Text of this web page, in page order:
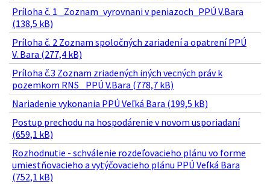
Príloha č. 1 _Zoznam_vyrovnani v peniazoch_PPÚ V.Bara
(138,5 kB)
Príloha č. 2 Zoznam spoločných zariadení a opatrení PPÚ
V. Bara (277,4 kB)
Príloha č.3 Zoznam zriadených iných vecných práv k
pozemkom RNS_ PPÚ V.Bara (778,7 kB)
Nariadenie vykonania PPÚ Veľká Bara (199,5 kB)
Postup prechodu na hospodárenie v novom usporiadaní
(659,1 kB)
Rozhodnutie - schválenie rozdeľovacieho plánu vo forme
umiestňovacieho a vytýčovacieho plánu PPÚ Veľká Bara
(752,1 kB)